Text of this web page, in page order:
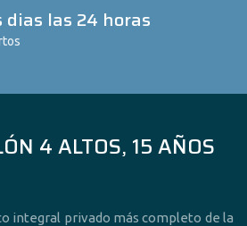
dias las 24 horas
4 ALTOS, 15 AÑOS
integral privado más completo de la